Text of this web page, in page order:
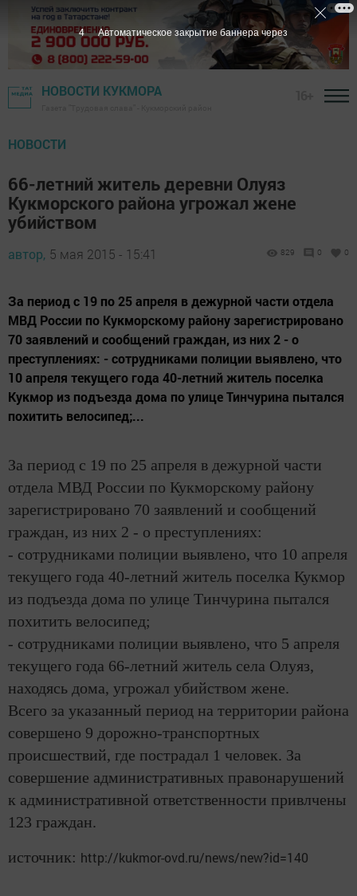
НОВОСТИ КУКМОРА
НОВОСТИ
66-летний житель деревни Олуяз
Кукморского района угрожал жене
убийством
автор, 5 мая 2015 - 15:41 829 0 0
За период с 19 по 25 апреля в дежурной части отдела
МВД России по Кукморскому району зарегистрировано
70 заявлений и сообщений граждан, из них 2 - о
преступлениях: - сотрудниками полиции выявлено, что
10 апреля текущего года 40-летний житель поселка
Кукмор из подъезда дома по улице Тинчурина пытался
похитить велосипед;...
За период с 19 по 25 апреля в дежурной части
отдела МВД России по Кукморскому району
зарегистрировано 70 заявлений и сообщений
граждан, из них 2 - о преступлениях:
- сотрудниками полиции выявлено, что 10 апреля
текущего года 40-летний житель поселка Кукмор
из подъезда дома по улице Тинчурина пытался
похитить велосипед;
- сотрудниками полиции выявлено, что 5 апреля
текущего года 66-летний житель села Олуяз,
находясь дома, угрожал убийством жене.
Всего за указанный период на территории района
совершено 9 дорожно-транспортных
происшествий, где пострадал 1 человек. За
совершение административных правонарушений
к административной ответственности привлчены
123 граждан.
источник: http://kukmor-ovd.ru/news/new?id=140
3 Автоматическое закрытие баннера через